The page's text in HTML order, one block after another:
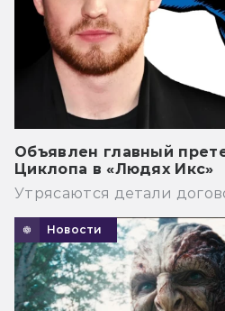
Объявлен главный
Циклопа в «Людях Икс»
Утрясаются детали
Новости